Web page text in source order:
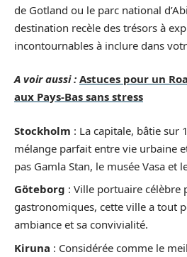
de Gotland ou le parc national
destination recèle des trésors à
incontournables à inclure dans
A voir aussi : Astuces pour un
aux Pays-Bas sans stress
Stockholm : La capitale, bâtie sur
mélange parfait entre vie urbaine
pas Gamla Stan, le musée Vasa et
Göteborg : Ville portuaire célèbre
gastronomiques, cette ville a tout
ambiance et sa convivialité.
Kiruna : Considérée comme le